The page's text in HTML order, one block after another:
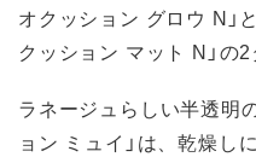
オクッション グロウ N」
クッション マット N」の2
ラネージュらしい半透明
ョン ミュイ」は、乾燥し